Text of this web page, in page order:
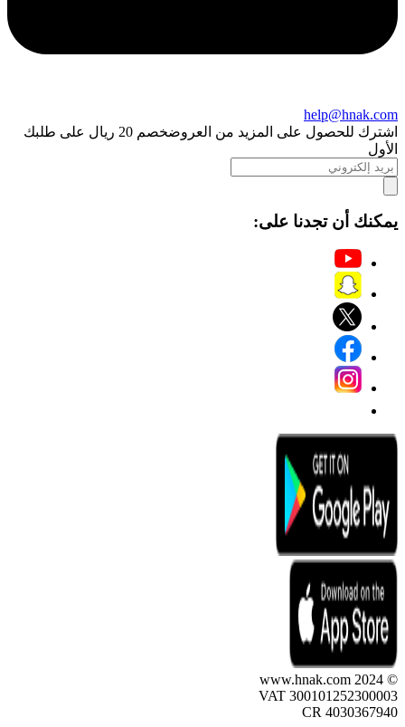
help@hnak.com
اشترك للحصول على المزيد من العروض
خصم 20 ريال على طلبك
الأول
يمكنك أن تجدنا على:
© 2024 www.hnak.com
VAT 300101252300003
CR 4030367940